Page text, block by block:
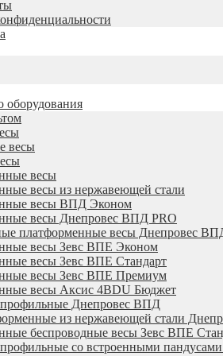
оборудования
весы
весы
весы из нержавеющей стали
весы ВПД Эконом
весы Днепровес ВПД PRO
платформенные весы Днепровес
весы Зевс ВПЕ Эконом
весы Зевс ВПЕ Стандарт
весы Зевс ВПЕ Премиум
весы Аксис 4BDU Бюджет
Днепровес ВПД
из нержавеющей стали
беспроводные весы Зевс ВПЕ
со встроенными